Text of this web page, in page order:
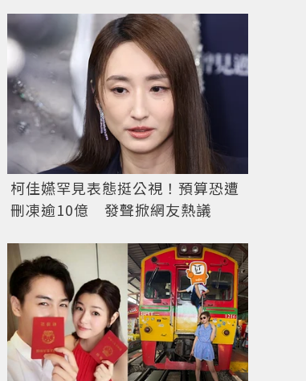
柯佳嬿罕見表態挺公視！預算恐遭
刪凍逾10億 發聲掀網友熱議